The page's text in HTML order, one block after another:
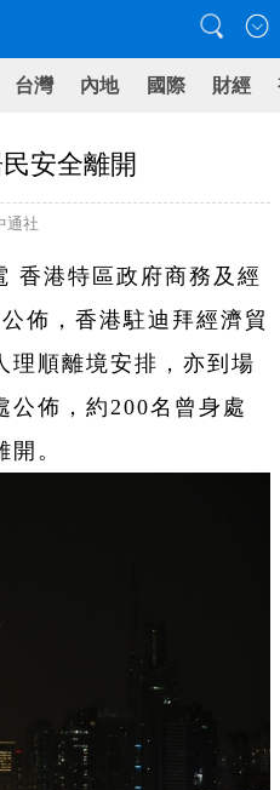
台灣 內地 國際 財經
安全離開
通社
香港特區政府商務及經
佈，香港駐迪拜經濟貿
理順離境安排，亦到場
公佈，約200名曾身處
。